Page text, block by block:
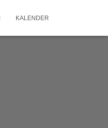
KALENDER